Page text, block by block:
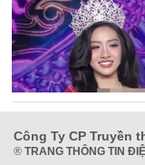
Công Ty CP Truyền
® TRANG THÔNG TIN